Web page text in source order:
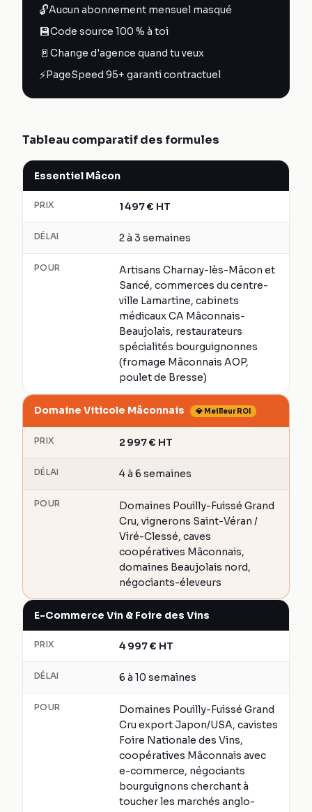
🔓Aucun abonnement mensuel masqué
💾Code source 100 % à toi
🚪 Change d'agence quand tu veux
⚡PageSpeed 95+ garanti contractuel
Tableau comparatif des formules
Essentiel Mâcon
PRIX 1 497€ HT
DÉLAI 2 à 3 semaines
POUR
Artisans Charnay-lès-Mâcon et
Sancé, commerces du centre-
ville Lamartine, cabinets
médicaux CA Mâconnais-
Beaujolais, restaurateurs
spécialités bourguignonnes
(fromage Mâconnais AOP,
poulet de Bresse)
Domaine Viticole Mâconnais 💎 Meilleur ROI
PRIX 2 997€ HT
DÉLAI 4 à 6 semaines
POUR
Domaines Pouilly-Fuissé Grand
Cru, vignerons Saint-Véran /
Viré-Clessé, caves
coopératives Mâconnais,
domaines Beaujolais nord,
négociants-éleveurs
E-Commerce Vin & Foire des Vins
PRIX 4 997€ HT
DÉLAI 6 à 10 semaines
POUR
Domaines Pouilly-Fuissé Grand
Cru export Japon/USA, cavistes
Foire Nationale des Vins,
coopératives Mâconnais avec
e-commerce, négociants
bourguignons cherchant à
toucher les marchés anglo-